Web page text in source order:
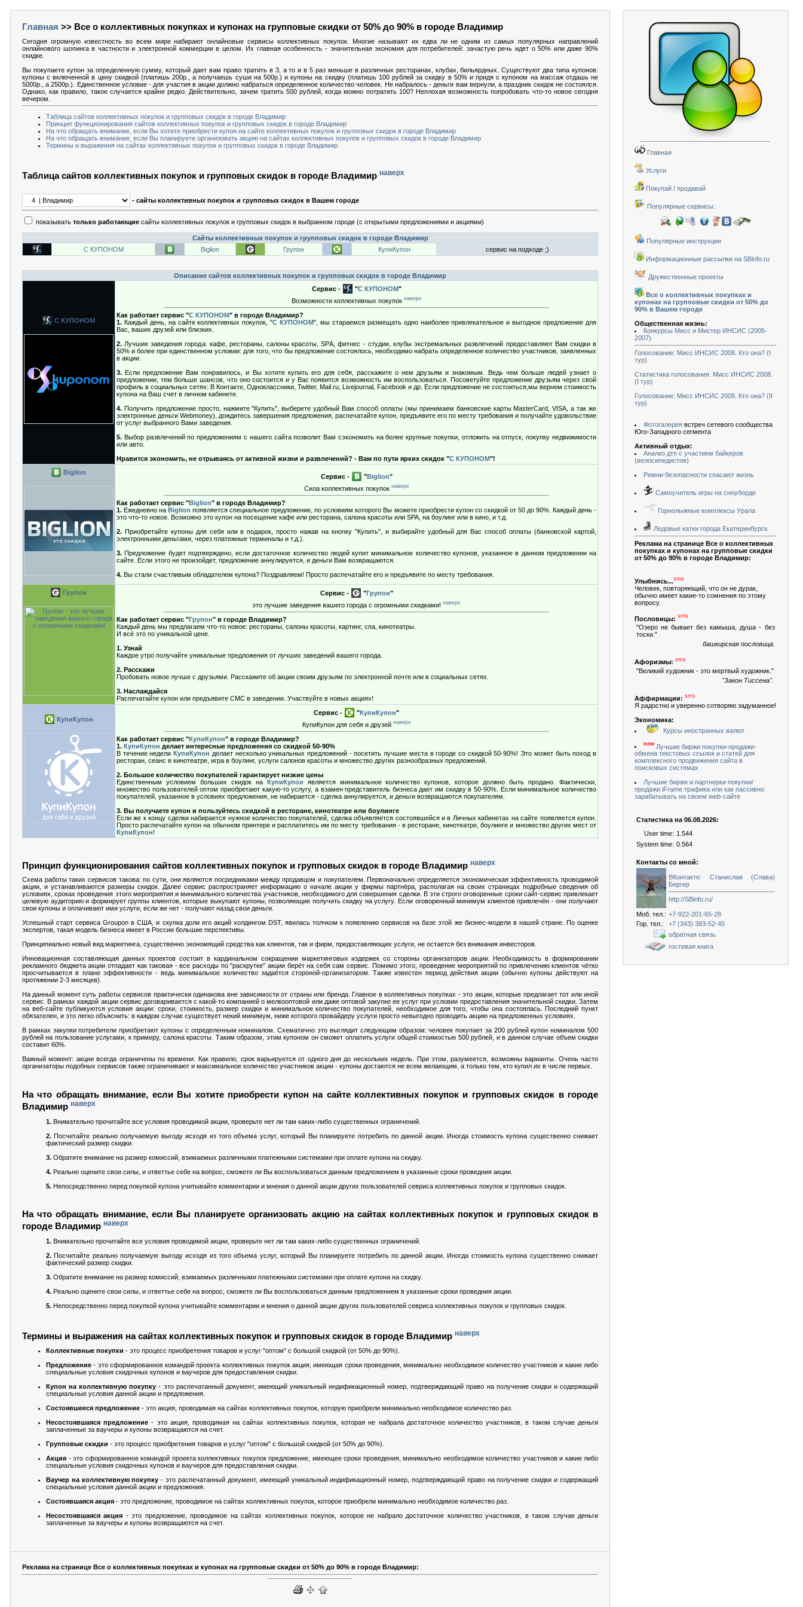
Главная >> Все о коллективных покупках и купонах на групповые скидки от 50% до 90% в городе Владимир
Сегодня огромную известность во всем мире набирают онлайновые сервисы коллективных покупок. Многие называют их едва ли не одним из самых популярных направлений
онлайнового шопинга в частности и электронной коммерции в целом. Их главная особенность - значительная экономия для потребителей: зачастую речь идет о 50% или даже 90%
скидке.
Вы покупаете купон за определенную сумму, который дает вам право тратить в 3, а то и в 5 раз меньше в различных ресторанах, клубах, бильярдных. Существуют два типа купонов:
купоны с включенной в цену скидкой (платишь 200р., а получаешь суши на 500р.) и купоны на скидку (платишь 100 рублей за скидку в 50% и придя с купоном на массаж отдашь не
5000р., а 2500р.). Единственное условие - для участия в акции должно набраться определенное количество человек. Не набралось - деньги вам вернули, а праздник скидок не состоялся.
Однако, как правило, такое случается крайне редко. Действительно, зачем тратить 500 рублей, когда можно потратить 100? Неплохая возможность попробовать что-то новое сегодня
вечером.
Таблица сайтов коллективных покупок и групповых скидок в городе Владимир
Принцип функционирования сайтов коллективных покупок и групповых скидок в городе Владимир
На что обращать внимание, если Вы хотите приобрести купон на сайте коллективных покупок и групповых скидок в городе Владимир
На что обращать внимание, если Вы планируете организовать акцию на сайтах коллективных покупок и групповых скидок в городе Владимир
Термины и выражения на сайтах коллективных покупок и групповых скидок в городе Владимир
Таблица сайтов коллективных покупок и групповых скидок в городе Владимир наверх
- сайты коллективных покупок и групповых скидок в Вашем городе
показывать только работающие сайты коллективных покупок и групповых скидок в выбранном городе (с открытыми предложениями и акциями)
Сайты коллективных покупок и групповых скидок в городе Владимир
С КУПОНОМ
Biglion Групон КупиКупон сервис на подходе ;)
Описание сайтов коллективных покупок и групповых скидок в городе Владимир
С КУПОНОМ
Сервис - "С КУПОНОМ"
Возможности коллективных покупок наверх
Как работает сервис "С КУПОНОМ" в городе Владимир?
1. Каждый день, на сайте коллективных покупок, "С КУПОНОМ", мы стараемся размещать одно наиболее привлекательное и выгодное предложение для
Вас, ваших друзей или близких.
2. Лучшие заведения города: кафе, рестораны, салоны красоты, SРA, фитнес - студии, клубы экстремальных развлечений предоставляют Вам скидки в
50% и более при единственном условии: для того, что бы предложение состоялось, необходимо набрать определенное количество участников, заявленных
в акции.
3. Если предложение Вам понравилось, и Вы хотите купить его для себя, расскажите о нем друзьям и знакомым. Ведь чем больше людей узнает о
предложении, тем больше шансов, что оно состоится и у Вас появится возможность им воспользоваться. Посоветуйте предложение друзьям через свой
профиль в социальных сетях: В Контакте, Одноклассники, Twitter, Mail.ru, Livejournal, Facebook и др. Если предложение не состоиться,мы вернем стоимость
купона на Ваш счет в личном кабинете.
4. Получить предложение просто, нажмите "Купить", выберете удобный Вам способ оплаты (мы принимаем банковские карты MasterCard, VISA, а так же
электронные деньги Webmoney), дождитесь завершения предложения, распечатайте купон, предъявите его по месту требования и получайте удовольствие
от услуг выбранного Вами заведения.
5. Выбор развлечений по предложениям с нашего сайта позволит Вам сэкономить на более крупные покупки, отложить на отпуск, покупку недвижимости
или авто.
Нравится экономить, не отрываясь от активной жизни и развлечений? - Вам по пути ярких скидок "С КУПОНОМ"!
Biglion
Сервис - "Biglion"
Сила коллективных покупок наверх
Как работает сервис "Biglion" в городе Владимир?
1. Ежедневно на Biglion появляется специальное предложение, по условиям которого Вы можете приобрести купон со скидкой от 50 до 90%. Каждый день -
это что-то новое. Возможно это купон на посещение кафе или ресторана, салона красоты или SPA, на боулинг или в кино, и т.д.
2. Приобретайте купоны для себя или в подарок, просто нажав на кнопку "Купить", и выбирайте удобный для Вас способ оплаты (банковской картой,
электронными деньгами, через платежные терминалы и т.д.).
3. Предложение будет подтверждено, если достаточное количество людей купит минимальное количество купонов, указанное в данном предложении на
сайте. Если этого не произойдет, предложение аннулируется, и деньги Вам возвращаются.
4. Вы стали счастливым обладателем купона? Поздравляем! Просто распечатайте его и предъявите по месту требования.
Групон Сервис - "Групон"
это лучшие заведения вашего города с огромными скидками! наверх
Как работает сервис "Групон" в городе Владимир?
Каждый день мы предлагаем что-то новое: рестораны, салоны красоты, картинг, спа, кинотеатры.
И всё это по уникальной цене.
1. Узнай
Каждое утро получайте уникальные предложения от лучших заведений вашего города.
2. Расскажи
Пробовать новое лучше с друзьями. Расскажите об акции своим друзьям по электронной почте или в социальных сетях.
3. Наслаждайся
Распечатайте купон или предъявите СМС в заведении. Участвуйте в новых акциях!
КупиКупон
Сервис - "КупиКупон"
КупиКупон для себя и друзей наверх
Как работает сервис "КупиКупон" в городе Владимир?
1. КупиКупон делает интересные предложения со скидкой 50-90%
В течение недели КупиКупон делает несколько уникальных предложений - посетить лучшие места в городе со скидкой 50-90%! Это может быть поход в
ресторан, сеанс в кинотеатре, игра в боулинг, услуги салонов красоты и множество других разнообразных предложений.
2. Большое количество покупателей гарантирует низкие цены
Единственным условием больших скидок на
КупиКупон является минимальное количество купонов, которое должно быть продано. Фактически,
множество пользователей оптом приобретают какую-то услугу, а взамен представитель бизнеса дает им скидку в 50-90%. Если минимальное количество
покупателей, указанное в условиях предложения, не набирается - сделка аннулируется, и деньги возвращаются покупателям.
3. Вы получаете купон и пользуйтесь скидкой в ресторане, кинотеатре или боулинге
Если же к концу сделки набирается нужное количество покупателей, сделка объявляется состоявшейся и в Личных кабинетах на сайте появляется купон.
Просто распечатайте купон на обычном принтере и расплатитесь им по месту требования - в ресторане, кинотеатре, боулинге и множество других мест от
КупиКупон!
Принцип функционирования сайтов коллективных покупок и групповых скидок в городе Владимир наверх
Схема работы таких сервисов такова: по сути, они являются посредниками между продавцом и покупателем. Первоначально определяется экономическая эффективность проводимой
акции, и устанавливаются размеры скидок. Далее сервис распространяет информацию о начале акции у фирмы партнёра, располагая на своих страницах подробные сведения об
условиях, сроках проведения этого мероприятия и минимального количества участников, необходимого для совершения сделки. В эти строго оговоренные сроки сайт-сервис привлекает
целевую аудиторию и формирует группы клиентов, которые выкупают купоны, позволяющие получить скидку на услугу. Если оговоренный минимум клиентов привлечён - они получают
свои купоны и оплачивают ими услуги, если же нет - получают назад свои деньги.
Успешный старт сервиса Groupon в США, и скупка доли его акций холдингом DST, явилась толчком к появлению сервисов на базе этой же бизнес-модели в нашей стране. По оценке
экспертов, такая модель бизнеса имеет в России большие перспективы.
Принципиально новый вид маркетинга, существенно экономящий средства как клиентов, так и фирм, предоставляющих услуги, не остается без внимания инвесторов.
Инновационная составляющая данных проектов состоит в кардинальном сокращении маркетинговых издержек со стороны организаторов акции. Необходимость в формировании
рекламного бюджета акции отпадает как таковая - все расходы по "раскрутке" акции берёт на себя сам сервис. Помимо этого, проведение мероприятий по привлечению клиентов чётко
просчитывается в плане эффективности - ведь минимальное количество задаётся стороной-организатором. Также известен период действия акции (обычно купоны действуют на
протяжении 2-3 месяцев).
На данный момент суть работы сервисов практически одинакова вне зависимости от страны или бренда. Главное в коллективных покупках - это акции, которые предлагает тот или иной
сервис. В рамках каждой акции сервис договаривается с какой-то компанией о мелкооптовой или даже оптовой закупке ее услуг при условии предоставления значительной скидки. Затем
на веб-сайте публикуются условия акции: сроки, стоимость, размер скидки и минимальное количество покупателей, необходимое для того, чтобы она состоялась. Последний пункт
обязателен, и это легко объяснить: в каждом случае существует некий минимум, ниже которого провайдеру услуги просто невыгодно проводить акцию на предложенных условиях.
В рамках закупки потребители приобретают купоны с определенным номиналом. Схематично это выглядит следующим образом: человек покупает за 200 рублей купон номиналом 500
рублей на пользование услугами, к примеру, салона красоты. Таким образом, этим купоном он сможет оплатить услуги общей стоимостью 500 рублей, и в данном случае объем скидки
составит 60%.
Важный момент: акции всегда ограничены по времени. Как правило, срок варьируется от одного дня до нескольких недель. При этом, разумеется, возможны варианты. Очень часто
организаторы подобных сервисов также ограничивают и максимальное количество участников акции - купоны достаются не всем желающим, а только тем, кто купил их в числе первых.
На что обращать внимание, если Вы хотите приобрести купон на сайте коллективных покупок и групповых скидок в городе
Владимир наверх
1. Внимательно прочитайте все условия проводимой акции, проверьте нет ли там каких-либо существенных ограничений.
2. Посчитайте реально получаемую выгоду исходя из того объема услуг, который Вы планируете потребить по данной акции. Иногда стоимость купона существенно снижает
фактический размер скидки.
3. Обратите внимание на размер комиссий, взимаемых различными платежными системами при оплате купона на скидку.
4. Реально оцените свои силы, и ответтье себе на вопрос, сможете ли Вы воспользоваться данным предложением в указанные сроки проведния акции.
5. Непосредственно перед покупкой купона учитывайте комментарии и мнения о данной акции других пользователей севриса коллективных покупок и групповых скидок.
На что обращать внимание, если Вы планируете организовать акцию на сайтах коллективных покупок и групповых скидок в
городе Владимир наверх
1. Внимательно прочитайте все условия проводимой акции, проверьте нет ли там каких-либо существенных ограничений.
2. Посчитайте реально получаемую выгоду исходя из того объема услуг, который Вы планируете потребить по данной акции. Иногда стоимость купона существенно снижает
фактический размер скидки.
3. Обратите внимание на размер комиссий, взимаемых различными платежными системами при оплате купона на скидку.
4. Реально оцените свои силы, и ответтье себе на вопрос, сможете ли Вы воспользоваться данным предложением в указанные сроки проведния акции.
5. Непосредственно перед покупкой купона учитывайте комментарии и мнения о данной акции других пользователей севриса коллективных покупок и групповых скидок.
Термины и выражения на сайтах коллективных покупок и групповых скидок в городе Владимир наверх
Коллективные покупки - это процесс приобретения товаров и услуг "оптом" с большой скидкой (от 50% до 90%).
Предложение - это сформированное командой проекта коллективных покупок акция, имеющая сроки проведения, минимально необходимое количество участников и какие либо
специальные условия скидочных купонов и ваучеров для предоставления скидки.
Купон на коллективную покупку - это распечатанный документ, имеющий уникальный индификационный номер, подтверждающий право на получение скидки и содержащий
специальные условия данной акции и предложения.
Состоявшееся предложение - это акция, проводимая на сайтах коллективных покупок, которую приобрели минимально необходимое количество раз.
Несостоявшаяся предложение - это акция, проводимая на сайтах коллективных покупок, которая не набрала достаточное количество участников, в таком случае деньги
заплаченные за ваучеры и купоны возвращаются на счет.
Групповые скидки - это процесс приобретения товаров и услуг "оптом" с большой скидкой (от 50% до 90%).
Акция - это сформированное командой проекта коллективных покупок предложение, имеющее сроки проведения, минимально необходимое количество участников и какие либо
специальные условия скидочных купонов и ваучеров для предоставления скидки.
Ваучер на коллективную покупку - это распечатанный документ, имеющий уникальный индификационный номер, подтверждающий право на получение скидки и содержащий
специальные условия данной акции и предложения.
Состоявшаяся акция - это предложение, проводимое на сайтах коллективных покупок, которое приобрели минимально необходимое количество раз.
Несостоявшаяся акция - это предложение, проводимое на сайтах коллективных покупок, которое не набрало достаточное количество участников, в таком случае деньги
заплаченные за ваучеры и купоны возвращаются на счет.
Реклама на странице Все о коллективных покупках и купонах на групповые скидки от 50% до 90% в городе Владимир:
Главная
Услуги
Покупай / продавай
Популярные сервисы:
Популярные инструкции
Информационные рассылки на SBinfo.ru
Дружественные проекты
Все о коллективных покупках и
купонах на групповые скидки от 50% до
90% в Вашем городе
Общественная жизнь:
Конкурсы Мисс и Мистер ИНСИС (2005-
2007)
Голосование: Мисс ИНСИС 2008. Кто она? (I
тур)
Статистика голосования: Мисс ИНСИС 2008.
(I тур)
Голосование: Мисс ИНСИС 2008. Кто она? (II
тур)
Фотогалереявстреч сетевого сообщества
Юго-Западного сегмента
Активный отдых:
Анализ дтп с участием байкеров
(велосипедистов)
Ремни безопасности спасают жизнь
Самоучитель игры на сноуборде
Горнолыжные комплексы Урала
Ледовые катки города Екатеринбурга
Реклама на странице Все о коллективных
покупках и купонах на групповые скидки
от 50% до 90% в городе Владимир:
Улыбнись...sms
Человек, повторяющий, что он не дурак,
обычно имеет какие-то сомнения по этому
вопросу.
Пословицы: sms
"Озеро не бывает без камыша, душа - без
тоски."
башкирская пословица.
Афоризмы: sms
"Великий художник - это мертвый художник."
"Закон Тиссена".
Аффирмации: sms
Я радостно и уверенно сотворяю задуманное!
Экономика:
Курсы иностранных валют
new Лучшие биржи покупки-продажи-
обмена текстовых ссылок и статей для
комплексного продвижения сайта в
поисковых системах
Лучшие биржи и партнерки покупки/
продажи iFrame трафика или как пассивно
зарабатывать на своем web-сайте
Статистика на 06.08.2026:
User time: 1.544
System time: 0.564
Контакты со мной:
ВКонтакте: Станислав (Слава)
Бергер
http://SBinfo.ru/
Моб. тел.: +7-922-201-65-28
Гор. тел.:
+7 (343) 383-52-45
обратная связь
гостевая книга